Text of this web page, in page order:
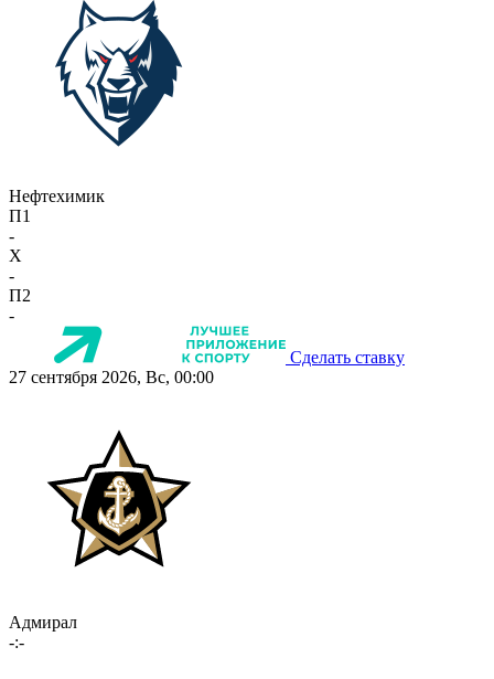
Нефтехимик
П1
-
X
-
П2
-
Сделать ставку
27 сентября 2026, Вс, 00:00
Адмирал
-:-